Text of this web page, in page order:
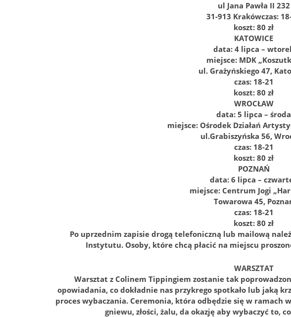
ul Jana Pawła II 232
31-913 Krakówczas:
koszt: 80 zł
KATOWICE
data: 4 lipca –
miejsce: MDK
ul. Grażyńskiego 47,
czas: 18-21
koszt: 80 zł
WROCŁAW
data: 5 lipca – środa
miejsce: Ośrodek Działań
ul.Grabiszyńska 56,
czas: 18-21
koszt: 80 zł
POZNAŃ
data: 6 lipca –
miejsce: Centrum Jogi
Towarowa 45,
czas: 18-21
koszt: 80 zł
Po uprzednim zapisie drogą telefoniczną lub mailową
Instytutu. Osoby, które chcą płacić na miejscu
WARSZTAT
Warsztat z Colinem Tippingiem zostanie tak
opowiadania, co dokładnie nas przykrego spotkało lub jaką
proces wybaczania. Ceremonia, która odbędzie się w ramach
gniewu, złości, żalu, da okazję aby wybaczyć to,